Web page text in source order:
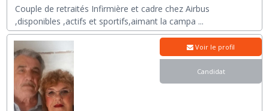
Couple de retraités Infirmière et cadre chez Airbus
,disponibles ,actifs et sportifs,aimant la campa ...
Voir le profil
Candidat